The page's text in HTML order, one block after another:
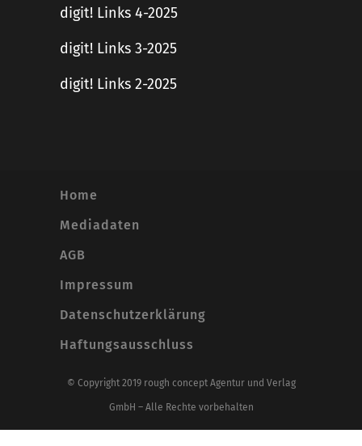
digit! Links 4-2025
digit! Links 3-2025
digit! Links 2-2025
Home
Mediadaten
AGB
Impressum
Datenschutzerklärung
Haftungsausschluss
© Copyright 2019 rough concept Agentur und Verlag
GmbH – Alle Rechte vorbehalten